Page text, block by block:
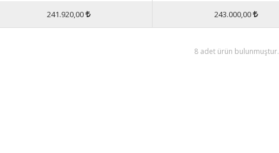
241.920,00 243.000,00
8 adet ürün bulunmuştur.